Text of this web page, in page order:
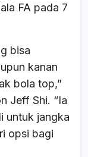
FA pada 7
bisa
kanan
bola top,”
Jeff Shi. “Ia
untuk jangka
opsi bagi